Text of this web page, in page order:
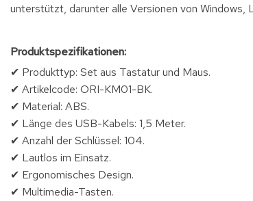
unterstützt, darunter alle Versionen von Windows,
Produktspezifikationen:
✔ Produkttyp: Set aus Tastatur und Maus.
✔ Artikelcode: ORI-KM01-BK.
✔ Material: ABS.
✔ Länge des USB-Kabels: 1,5 Meter.
✔ Anzahl der Schlüssel: 104.
✔ Lautlos im Einsatz.
✔ Ergonomisches Design.
✔ Multimedia-Tasten.